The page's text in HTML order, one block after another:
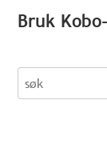
Bruk
søk